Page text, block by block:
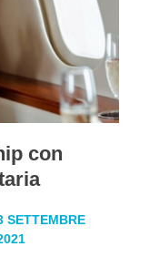
con
SETTEMBRE